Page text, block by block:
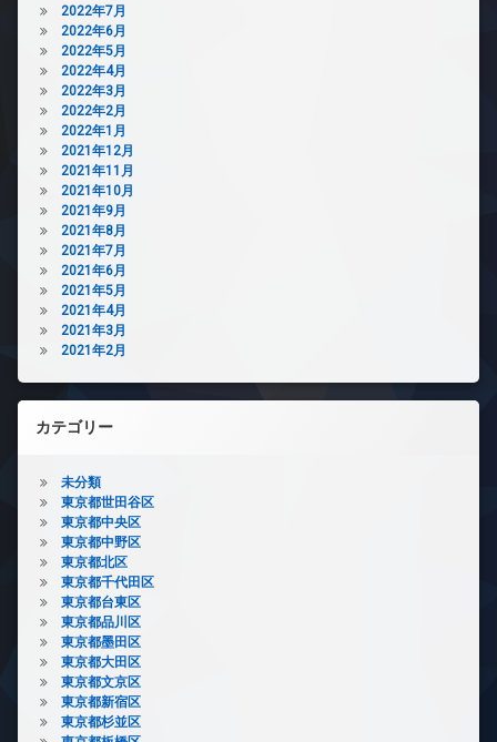
2022年7月
2022年6月
2022年5月
2022年4月
2022年3月
2022年2月
2022年1月
2021年12月
2021年11月
2021年10月
2021年9月
2021年8月
2021年7月
2021年6月
2021年5月
2021年4月
2021年3月
2021年2月
カテゴリー
未分類
東京都世田谷区
東京都中央区
東京都中野区
東京都北区
東京都千代田区
東京都台東区
東京都品川区
東京都墨田区
東京都大田区
東京都文京区
東京都新宿区
東京都杉並区